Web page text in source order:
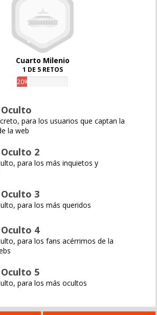
Cuarto Milenio
1 DE 5 RETOS
20%
para los usuarios que captan la
la web
2
para los más inquietos y
3
para los más queridos
4
para los fans acérrimos de la
5
para los más ocultos